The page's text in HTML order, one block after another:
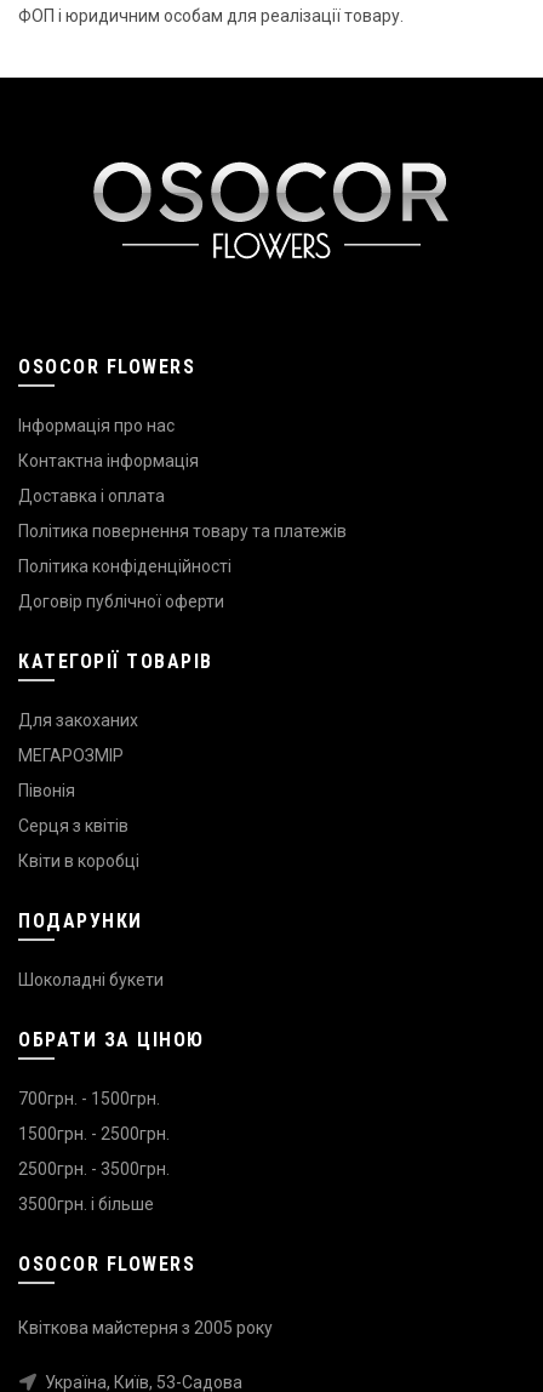
ФОП і юридичним особам для реалізації товару.
OSOCOR FLOWERS
Інформація про нас
Контактна інформація
Доставка і оплата
Політика повернення товару та платежів
Політика конфіденційності
Договір публічної оферти
КАТЕГОРІЇ ТОВАРІВ
Для закоханих
МЕГАРОЗМІР
Півонія
Серця з квітів
Квіти в коробці
ПОДАРУНКИ
Шоколадні букети
ОБРАТИ ЗА ЦІНОЮ
700грн. - 1500грн.
1500грн. - 2500грн.
2500грн. - 3500грн.
3500грн. і більше
OSOCOR FLOWERS
Квіткова майстерня з 2005 року
Україна, Київ, 53-Садова